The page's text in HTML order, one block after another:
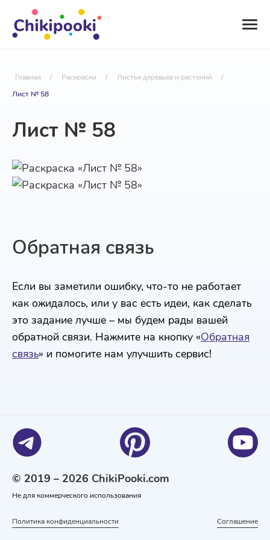
Главная / Раскраски / Листья деревьев и растений
/
Лист № 58
Лист № 58
Обратная связь
Если вы заметили ошибку, что-то не работает
как ожидалось, или у вас есть идеи, как сделать
это задание лучше – мы будем рады вашей
обратной связи. Нажмите на кнопку «Обратная
связь» и помогите нам улучшить сервис!
© 2019 – 2026 ChikiPooki.com
Не для коммерческого использования
Политика конфиденциальности Соглашение